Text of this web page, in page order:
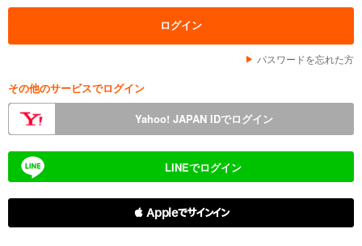
パスワードを忘れた方
その他のサービスでログイン
Yahoo! JAPAN IDでログイン
LINEでログイン
 Appleでサインイン